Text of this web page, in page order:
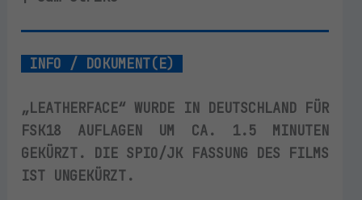
INFO / DOKUMENT(E)
„LEATHERFACE“ WURDE IN DEUTSCHLAND FÜR
FSK18 AUFLAGEN UM CA. 1.5 MINUTEN
GEKÜRZT. DIE SPIO/JK FASSUNG DES FILMS
IST UNGEKÜRZT.